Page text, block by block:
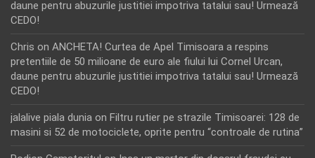
daune pentru abuzurile justitiei impotriva tatalui sau! Urmează
CEDO!
Chris on ANCHETA! Curtea de Apel Timisoara a respins
pretentiile de 50 milioane de euro ale fiului lui Cornel Urcan,
daune pentru abuzurile justitiei impotriva tatalui sau! Urmează
CEDO!
jalalive piala dunia on Filtru rutier pe strazile Timisoarei: 128 de
masini si 52 de motociclete, oprite pentru “controale de rutina”